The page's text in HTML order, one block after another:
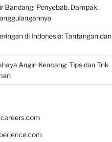
Bandang: Penyebab, Dampak,
di Indonesia: Tantangan dan
Angin Kencang: Tips dan Trik